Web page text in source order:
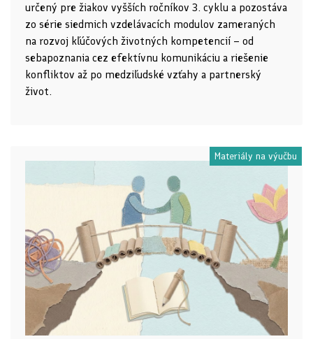
určený pre žiakov vyšších ročníkov 3. cyklu a pozostáva
zo série siedmich vzdelávacích modulov zameraných
na rozvoj kľúčových životných kompetencií – od
sebapoznania cez efektívnu komunikáciu a riešenie
konfliktov až po medziľudské vzťahy a partnerský
život.
Materiály na výučbu